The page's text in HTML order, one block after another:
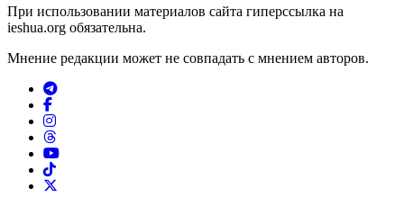
При использовании материалов сайта гиперссылка на
ieshua.org обязательна.
Мнение редакции может не совпадать с мнением авторов.